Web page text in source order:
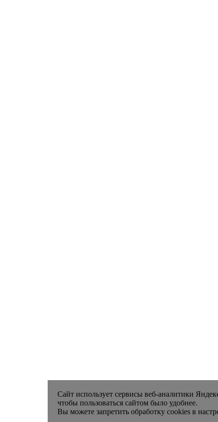
Сайт использует сервисы веб-аналитики
чтобы пользоваться сайтом было удобнее.
Вы можете запретить обработку cookies в